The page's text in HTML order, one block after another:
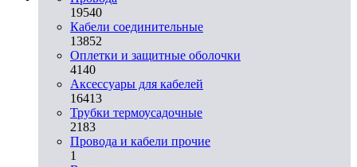
19540
Кабели соединительные
13852
Оплетки и защитные оболочки
4140
Аксессуары для кабелей
16413
Трубки термоусадочные
2183
Провода и кабели прочие
1